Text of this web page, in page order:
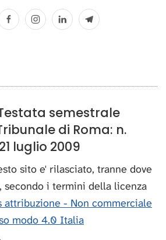
semestrale
di Roma: n.
luglio 2009
sito e' rilasciato, tranne dove
i termini della licenza
attribuzione - Non commerciale
modo 4.0 Italia